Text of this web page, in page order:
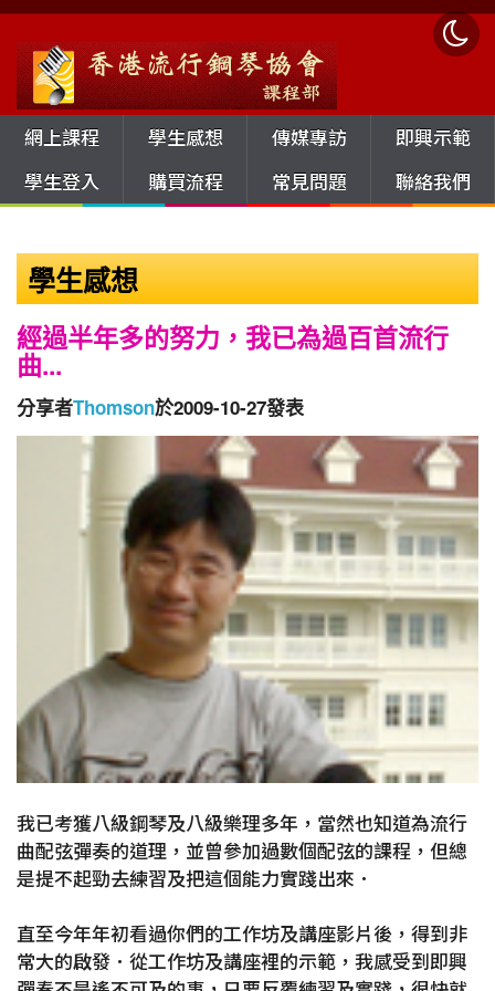
網上課程 學生感想 傳媒專訪
即興示範
學生登入
購買流程 常見問題 聯絡我們
學生感想
經過半年多的努力，我已為過百首流行
曲...
分享者Thomson於2009-10-27發表
我已考獲八級鋼琴及八級樂理多年，當然也知道為流行
曲配弦彈奏的道理，並曾參加過數個配弦的課程，但總
是提不起勁去練習及把這個能力實踐出來．
直至今年年初看過你們的工作坊及講座影片後，得到非
常大的啟發．從工作坊及講座裡的示範，我感受到即興